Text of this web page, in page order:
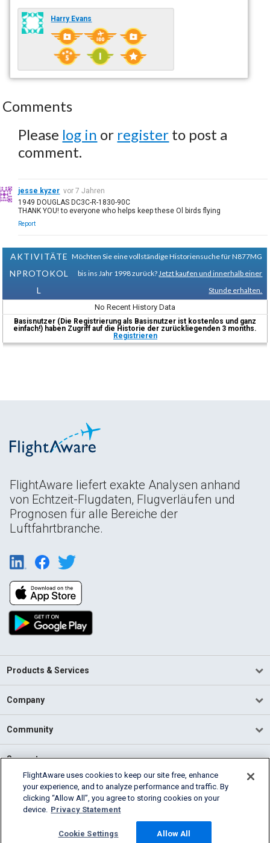
Harry Evans
Comments
Please log in or register to post a
comment.
jesse kyzer vor 7 Jahren
1949 DOUGLAS DC3C-R-1830-90C
THANK YOU! to everyone who helps keep these Ol birds flying
Report
AKTIVITÄTE
NPROTOKOL
L
Möchten Sie eine vollständige Historiensuche für N877MG
bis ins Jahr 1998 zurück? Jetzt kaufen und innerhalb einer
Stunde erhalten.
No Recent History Data
Basisnutzer (Die Registrierung als Basisnutzer ist kostenlos und ganz
einfach!) haben Zugriff auf die Historie der zurückliegenden 3 months.
Registrieren
FlightAware liefert exakte Analysen anhand
von Echtzeit-Flugdaten, Flugverläufen und
Prognosen für alle Bereiche der
Luftfahrtbranche.
Products & Services
Company
Community
Support
English (USA)
2026 FlightAware
Cookie Settings
FlightAware uses cookies to keep our site free, enhance
your experience, and to analyze performance and traffic. By
clicking “Allow All”, you agree to storing cookies on your
device. Privacy Statement
Cookie Settings Allow All